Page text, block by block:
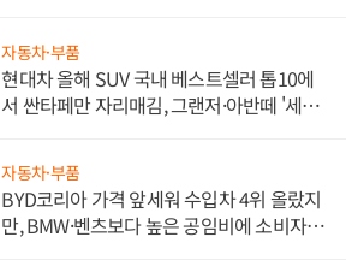
자동차·부품
현대차 올해 SUV 국내 베스트셀러 톱10에
서 싼타페만 자리매김, 그랜저·아반떼 '세단
자동차·부품
BYD코리아 가격 앞세워 수입차 4위 올랐지
만, BMW·벤츠보다 높은 공임비에 소비자